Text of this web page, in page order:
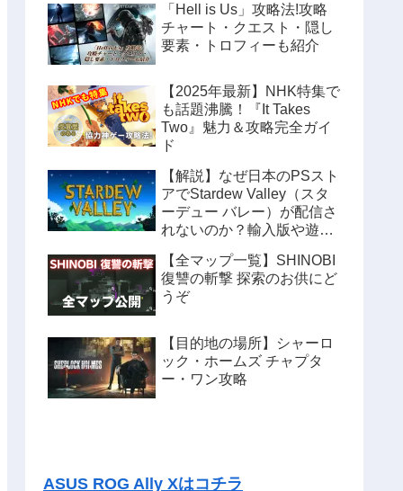
「Hell is Us」攻略法!攻略
チャート・クエスト・隠し
要素・トロフィーも紹介
【2025年最新】NHK特集で
も話題沸騰！『It Takes
Two』魅力＆攻略完全ガイ
ド
【解説】なぜ日本のPSスト
アでStardew Valley（スタ
ーデュー バレー）が配信さ
れないのか？輸入版や遊ぶ
【全マップ一覧】SHINOBI
復讐の斬撃 探索のお供にど
うぞ
【目的地の場所】シャーロ
ック・ホームズ チャプタ
ー・ワン攻略
ASUS ROG Ally Xはコチラ